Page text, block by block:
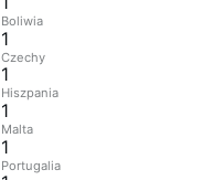
Boliwia
1
Czechy
1
Hiszpania
1
Malta
1
Portugalia